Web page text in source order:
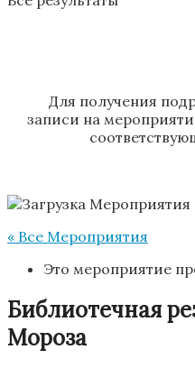
Для получения
записи на
« Все Мероприятия
Это мероприятие
Библиотечная
Мороза